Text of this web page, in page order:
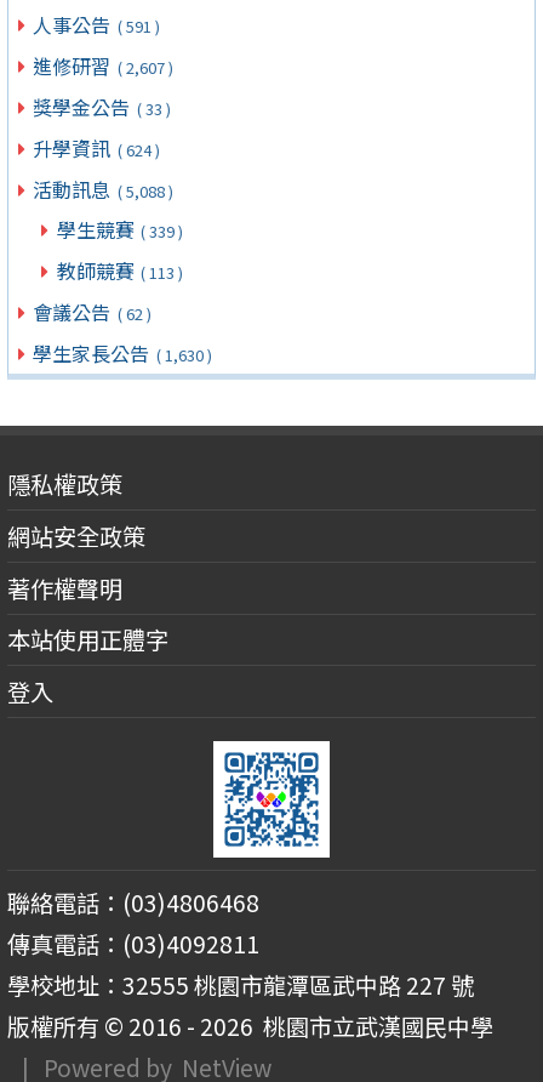
人事公告 ( 591 )
進修研習 ( 2,607 )
獎學金公告 ( 33 )
升學資訊 ( 624 )
活動訊息 ( 5,088 )
學生競賽 ( 339 )
教師競賽 ( 113 )
會議公告 ( 62 )
學生家長公告 ( 1,630 )
隱私權政策
網站安全政策
著作權聲明
本站使用正體字
登入
聯絡電話：(03)4806468
傳真電話：(03)4092811
學校地址：32555 桃園市龍潭區武中路 227 號
版權所有 © 2016 - 2026 桃園市立武漢國民中學
| Powered by NetView